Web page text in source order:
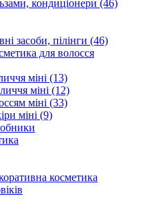
кондиціонери (46)
засоби, пілінги (46)
для волосся
міні (13)
міні (12)
міні (33)
міні (9)
косметика